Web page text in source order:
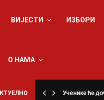
ВИЈЕСТИ ИЗБОРИ
О НАМА
Ученике ће